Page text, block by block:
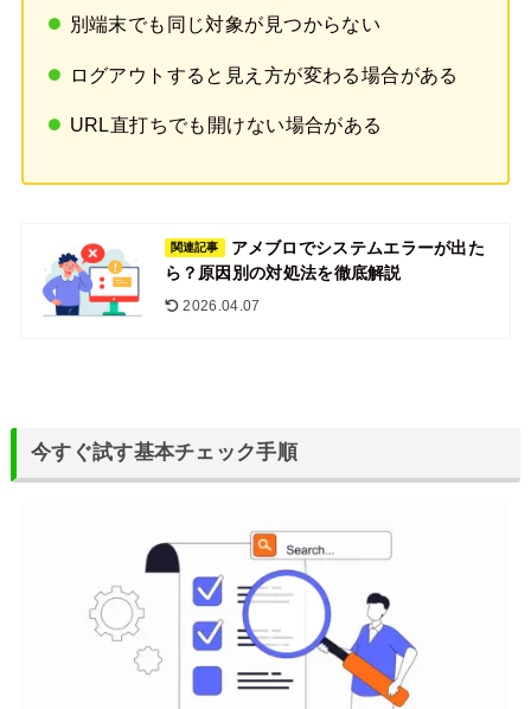
別端末でも同じ対象が見つからない
ログアウトすると見え方が変わる場合がある
URL直打ちでも開けない場合がある
関連記事
アメブロでシステムエラーが出た
ら？原因別の対処法を徹底解説
2026.04.07
今すぐ試す基本チェック手順